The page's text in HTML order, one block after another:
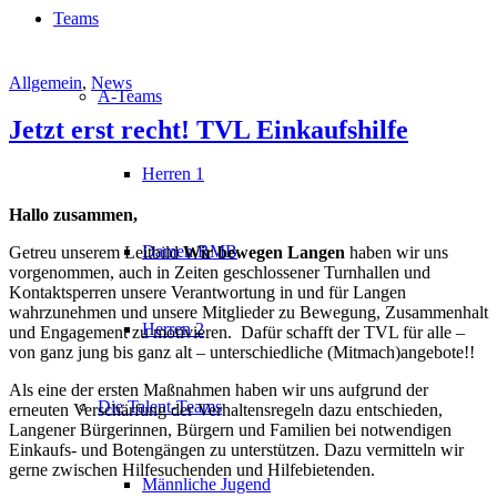
Teams
A-Teams
Herren 1
Damen RMB
Herren 2
Die Talent-Teams
Männliche Jugend
Allgemein, News
Jetzt erst recht! TVL Einkaufshilfe
Hallo zusammen,
Getreu unserem LeitbildWirbewegen Langen haben wir uns
vorgenommen, auch in Zeiten geschlossener Turnhallen und
Kontaktsperren unsere Verantwortung in und für Langen
wahrzunehmen und unsere Mitglieder zu Bewegung, Zusammenhalt
und Engagement zu motivieren. Dafür schafft der TVL für alle –
von ganz jung bis ganz alt – unterschiedliche (Mitmach)angebote!!
Als eine der ersten Maßnahmen haben wir uns aufgrund der
erneuten Verschärfung der Verhaltensregeln dazu entschieden,
Langener Bürgerinnen, Bürgern und Familien bei notwendigen
Einkaufs- und Botengängen zu unterstützen. Dazu vermitteln wir
gerne zwischen Hilfesuchenden und Hilfebietenden.